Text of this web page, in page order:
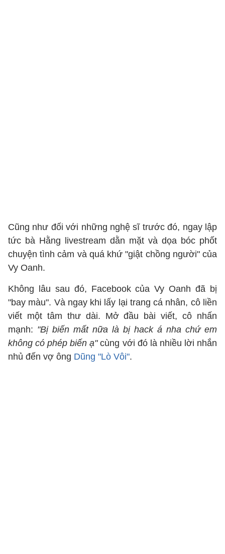
Cũng như đối với những nghệ sĩ trước đó, ngay lập
tức bà Hằng livestream dằn mặt và dọa bóc phốt
chuyện tình cảm và quá khứ "giật chồng người" của
Vy Oanh.
Không lâu sau đó, Facebook của Vy Oanh đã bị
"bay màu". Và ngay khi lấy lại trang cá nhân, cô liền
viết một tâm thư dài. Mở đầu bài viết, cô nhấn
mạnh: "Bị biến mất nữa là bị hack á nha chứ em
không có phép biến ạ"cùng với đó là nhiều lời nhắn
nhủ đến vợ ông Dũng "Lò Vôi".